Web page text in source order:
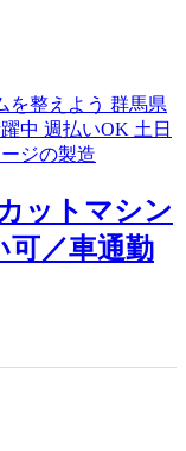
ットマシン
可／車通勤